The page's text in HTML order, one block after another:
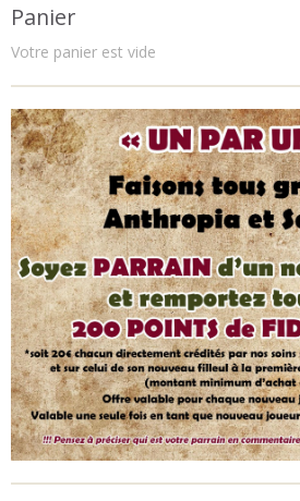
Panier
Votre panier est vide